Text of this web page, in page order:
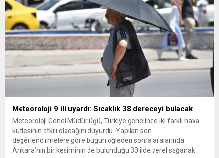
Meteoroloji 9 ili uyardı: Sıcaklık 38 dereceyi bulacak
Meteoroloji Genel Müdürlüğü, Türkiye genelinde iki farklı hava
kütlesinin etkili olacağını duyurdu. Yapılan son
değerlendirmelere göre bugün öğleden sonra aralarında
Ankara’nın bir kesiminin de bulunduğu 30 ilde yerel sağanak